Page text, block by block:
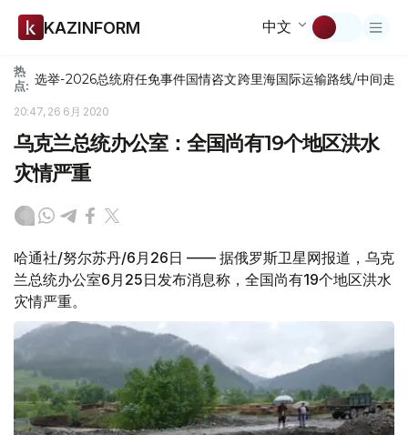
KAZINFORM 中文
热
点: 选举-2026总统府任免事件国情咨文跨里海国际运输路线/中间走廊
20:47, 26 6月 2020
乌克兰总统办公室：全国尚有19个地区洪水
灾情严重
哈通社/努尔苏丹/6月26日 —— 据俄罗斯卫星网报道，乌克
兰总统办公室6月25日发布消息称，全国尚有19个地区洪水
灾情严重。